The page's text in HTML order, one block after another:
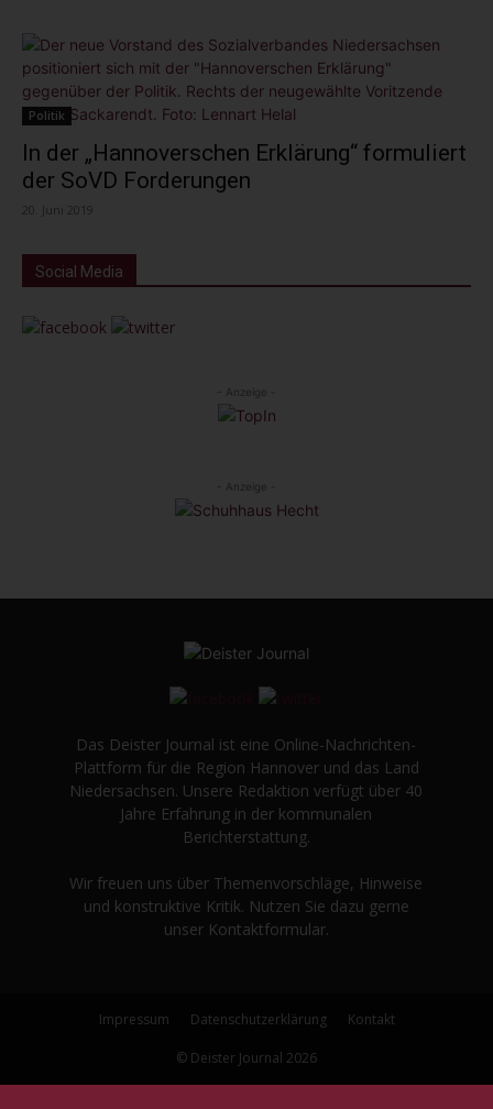
Politik
In der „Hannoverschen Erklärung“ formuliert
der SoVD Forderungen
20. Juni 2019
Social Media
- Anzeige -
- Anzeige -
Das Deister Journal ist eine Online-Nachrichten-
Plattform für die Region Hannover und das Land
Niedersachsen. Unsere Redaktion verfügt über 40
Jahre Erfahrung in der kommunalen
Berichterstattung.
Wir freuen uns über Themenvorschläge, Hinweise
und konstruktive Kritik. Nutzen Sie dazu gerne
unser Kontaktformular.
Impressum Datenschutzerklärung Kontakt
© Deister Journal 2026